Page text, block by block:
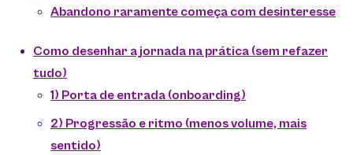
Abandono raramente começa com desinteresse
Como desenhar a jornada na prática (sem refazer
tudo)
1) Porta de entrada (onboarding)
2) Progressão e ritmo (menos volume, mais
sentido)